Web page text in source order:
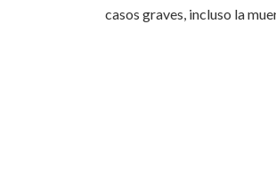
casos graves, incluso la